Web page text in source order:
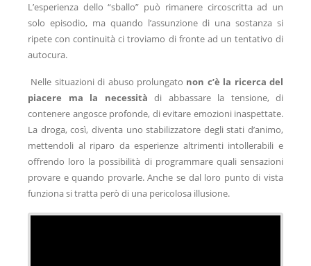
L’esperienza dello “sballo” può rimanere circoscritta ad un
solo episodio, ma quando l’assunzione di una sostanza si
ripete con continuità ci troviamo di fronte ad un tentativo di
autocura.
Nelle situazioni di abuso prolungato non c’è la ricerca del
piacere ma la necessità di abbassare la tensione, di
contenere angosce profonde, di evitare emozioni inaspettate.
La droga, così, diventa uno stabilizzatore degli stati d’animo,
mettendoli al riparo da esperienze altrimenti intollerabili e
offrendo loro la possibilità di programmare quali sensazioni
provare e quando provarle. Anche se dal loro punto di vista
funziona si tratta però di una pericolosa illusione.